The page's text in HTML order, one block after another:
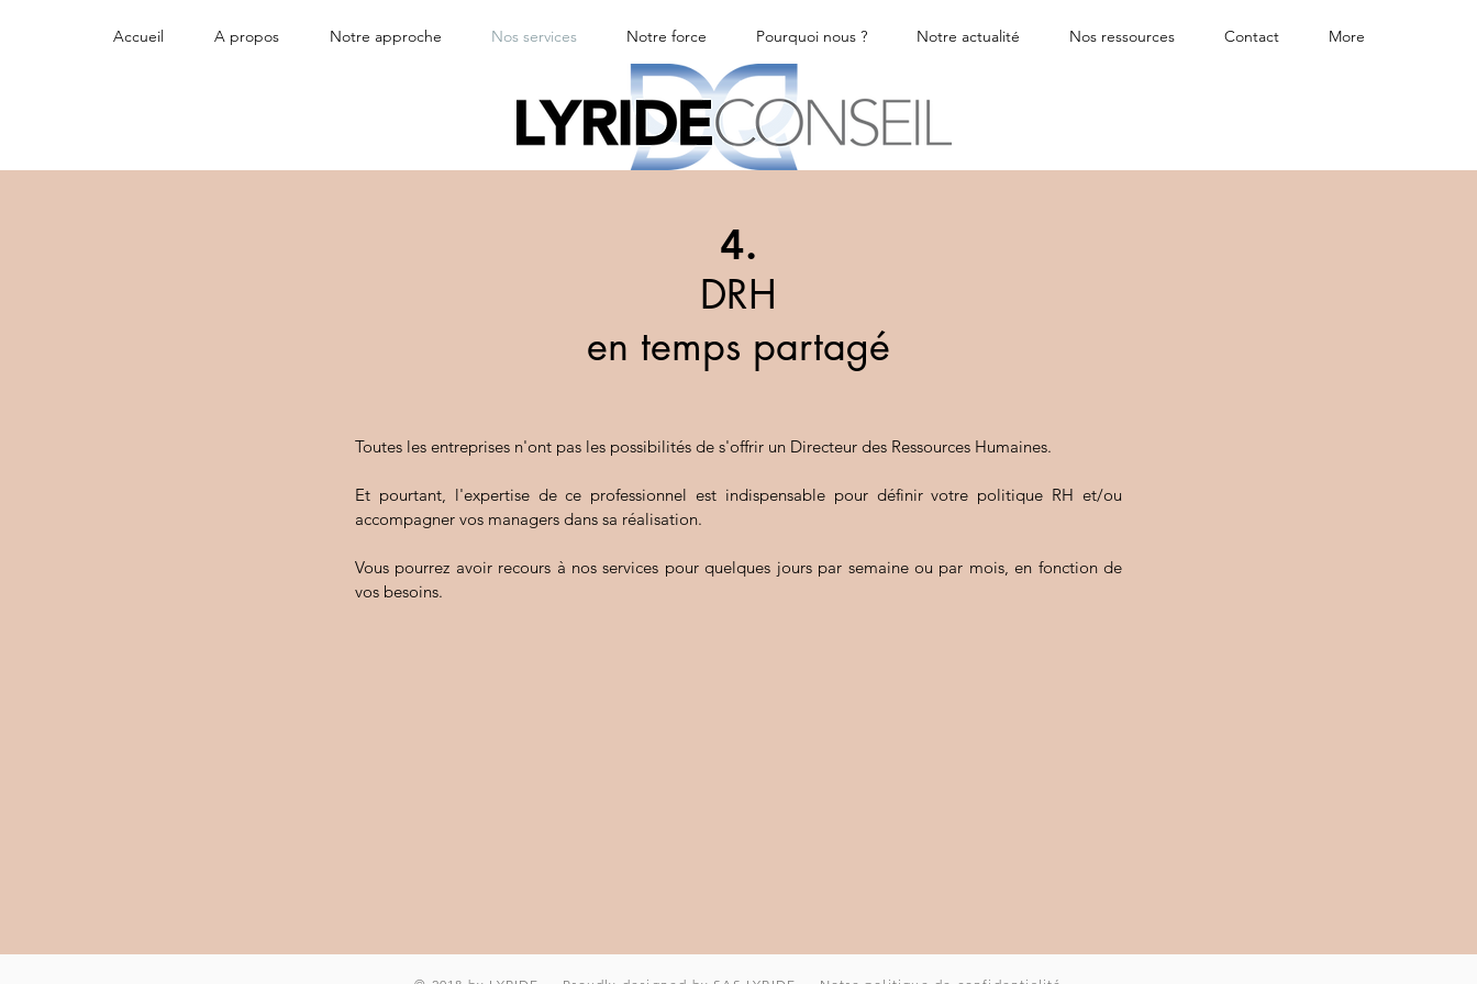
Accueil A propos Notre approche Nos services Notre force Pourquoi nous ? Notre actualité Nos ressources Contact More
4.
DRH
en temps partagé
Toutes les entreprises n'ont pas les possibilités de s'offrir un Directeur des Ressources Humaines.
Et pourtant, l'expertise de ce professionnel est indispensable pour définir votre politique RH et/ou
accompagner vos managers dans sa réalisation.
Vous pourrez avoir recours à nos services pour quelques jours par semaine ou par mois, en fonction de
vos besoins.